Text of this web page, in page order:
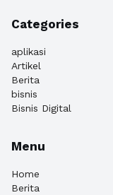
Categories
aplikasi
Artikel
Berita
bisnis
Bisnis Digital
Menu
Home
Berita